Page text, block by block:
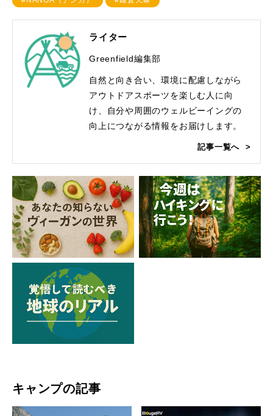
ライター
Greenfield編集部
自然と向き合い、環境に配慮しながら
アウトドアスポーツを楽しむ人に向
け、自分や周囲のウェルビーイングの
向上につながる情報をお届けします。
記事一覧へ
キャンプの記事